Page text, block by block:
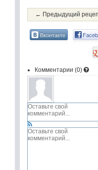
← Предыдущий
Вконтакте
Комментарии (0)